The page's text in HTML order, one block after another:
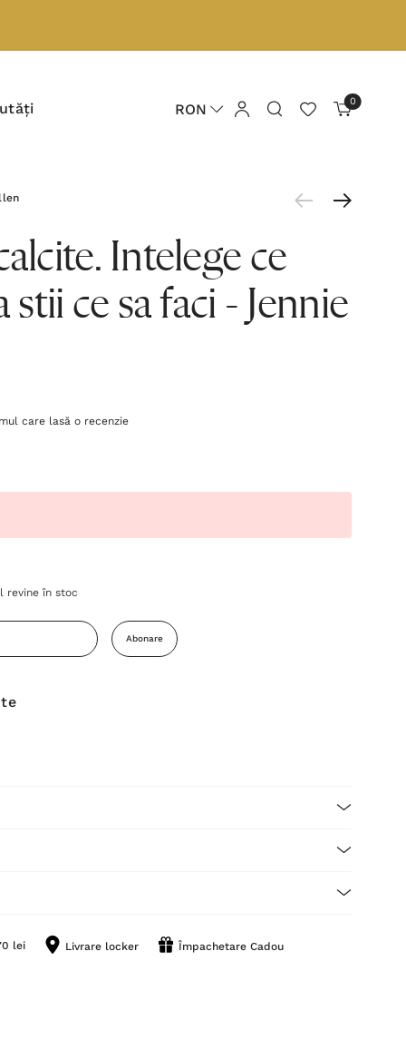
RON 0
Intelege ce
stii ce sa faci - Jennie
care lasă o recenzie
revine în stoc
Abonare
lei Livrare locker Împachetare Cadou